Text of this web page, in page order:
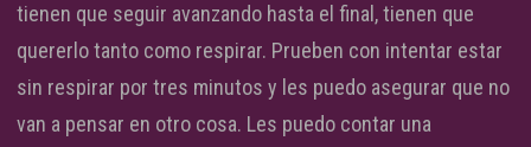
tienen que seguir avanzando hasta el final, tienen que
quererlo tanto como respirar. Prueben con intentar estar
sin respirar por tres minutos y les puedo asegurar que no
van a pensar en otro cosa. Les puedo contar una